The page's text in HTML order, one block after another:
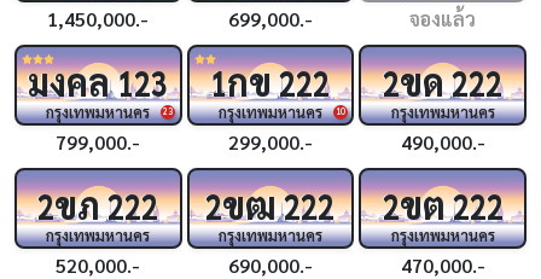
1,450,000.- 699,000.- จองแล้ว
23
มงคล123
กรุงเทพมหานคร
799,000.-
10
1กข222
กรุงเทพมหานคร
299,000.-
2ขด222
กรุงเทพมหานคร
490,000.-
2ขภ222
กรุงเทพมหานคร
520,000.-
2ขฒ222
กรุงเทพมหานคร
690,000.-
2ขต222
กรุงเทพมหานคร
470,000.-